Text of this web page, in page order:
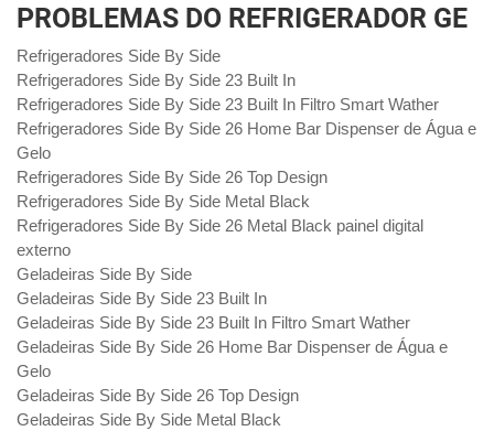
PROBLEMAS DO REFRIGERADOR GE
Refrigeradores Side By Side
Refrigeradores Side By Side 23 Built In
Refrigeradores Side By Side 23 Built In Filtro Smart Wather
Refrigeradores Side By Side 26 Home Bar Dispenser de Água e
Gelo
Refrigeradores Side By Side 26 Top Design
Refrigeradores Side By Side Metal Black
Refrigeradores Side By Side 26 Metal Black painel digital
externo
Geladeiras Side By Side
Geladeiras Side By Side 23 Built In
Geladeiras Side By Side 23 Built In Filtro Smart Wather
Geladeiras Side By Side 26 Home Bar Dispenser de Água e
Gelo
Geladeiras Side By Side 26 Top Design
Geladeiras Side By Side Metal Black